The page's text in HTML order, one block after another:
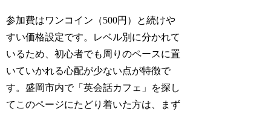
参加費はワンコイン（500円）と続けや
すい価格設定です。レベル別に分かれて
いるため、初心者でも周りのペースに置
いていかれる心配が少ない点が特徴で
す。盛岡市内で「英会話カフェ」を探し
てこのページにたどり着いた方は、まず